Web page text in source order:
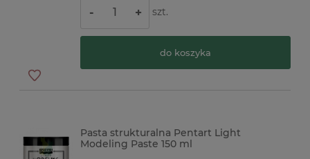
- + szt.
do koszyka
Pasta strukturalna Pentart Light
Modeling Paste 150 ml